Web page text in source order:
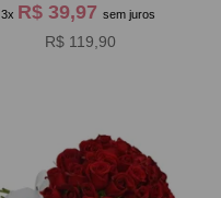
3x R$ 39,97sem juros
R$ 119,90